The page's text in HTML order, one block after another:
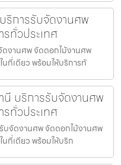
ริการรับจัดงานศพ
ทั่วประเทศ
ดงานศพ จัดดอกไม้งานศพ
ที่เดียว พร้อมให้บริการทั
นี บริการรับจัดงานศพ
ทั่วประเทศ
บจัดงานศพ จัดดอกไม้งานศพ
ที่เดียว พร้อมให้บริก